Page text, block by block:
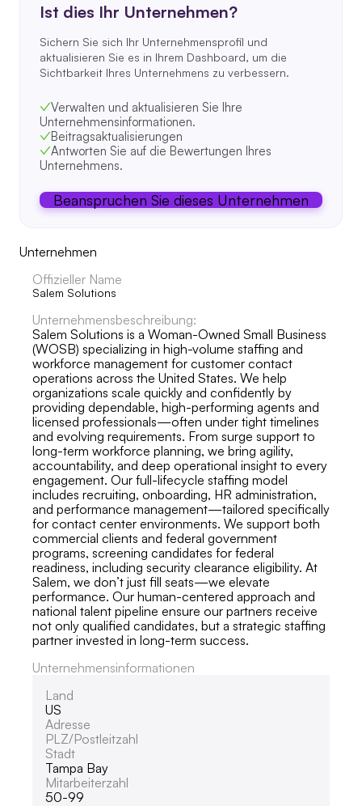
Ist dies Ihr Unternehmen?
Sichern Sie sich Ihr Unternehmensprofil und
aktualisieren Sie es in Ihrem Dashboard, um die
Sichtbarkeit Ihres Unternehmens zu verbessern.
Verwalten und aktualisieren Sie Ihre
Unternehmensinformationen.
Beitragsaktualisierungen
Antworten Sie auf die Bewertungen Ihres
Unternehmens.
Beanspruchen Sie dieses Unternehmen
Unternehmen
Offizieller Name
Salem Solutions
Unternehmensbeschreibung:
Salem Solutions is a Woman-Owned Small Business
(WOSB) specializing in high-volume staffing and
workforce management for customer contact
operations across the United States. We help
organizations scale quickly and confidently by
providing dependable, high-performing agents and
licensed professionals—often under tight timelines
and evolving requirements. From surge support to
long-term workforce planning, we bring agility,
accountability, and deep operational insight to every
engagement. Our full-lifecycle staffing model
includes recruiting, onboarding, HR administration,
and performance management—tailored specifically
for contact center environments. We support both
commercial clients and federal government
programs, screening candidates for federal
readiness, including security clearance eligibility. At
Salem, we don’t just fill seats—we elevate
performance. Our human-centered approach and
national talent pipeline ensure our partners receive
not only qualified candidates, but a strategic staffing
partner invested in long-term success.
Unternehmensinformationen
Land
US
Adresse
PLZ/Postleitzahl
Stadt
Tampa Bay
Mitarbeiterzahl
50-99